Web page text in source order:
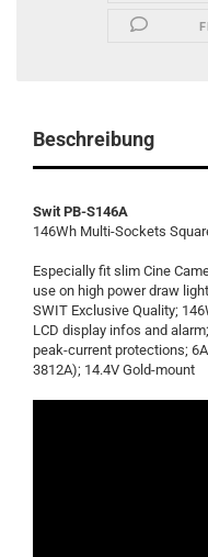
Beschreibung
Swit PB-S146A
146Wh Multi-Sockets
Especially fit slim Cine
use on high power draw
SWIT Exclusive Quality;
LCD display infos and
peak-current protections;
3812A); 14.4V Gold-mount